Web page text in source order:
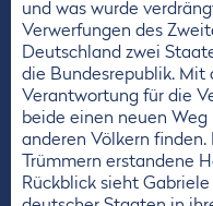
und was wurde
Verwerfungen des
Deutschland zwei
die Bundesrepublik. Mit
Verantwortung für die
beide einen neuen
anderen Völkern finden.
Trümmern erstandene
Rückblick sieht